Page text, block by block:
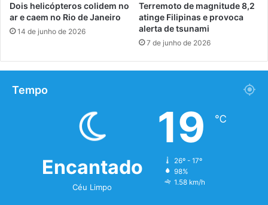
Dois helicópteros colidem no
ar e caem no Rio de Janeiro
14 de junho de 2026
Terremoto de magnitude 8,2
atinge Filipinas e provoca
alerta de tsunami
7 de junho de 2026
Tempo
Encantado
Céu Limpo
19 ℃
26º - 17º
98%
1.58 km/h